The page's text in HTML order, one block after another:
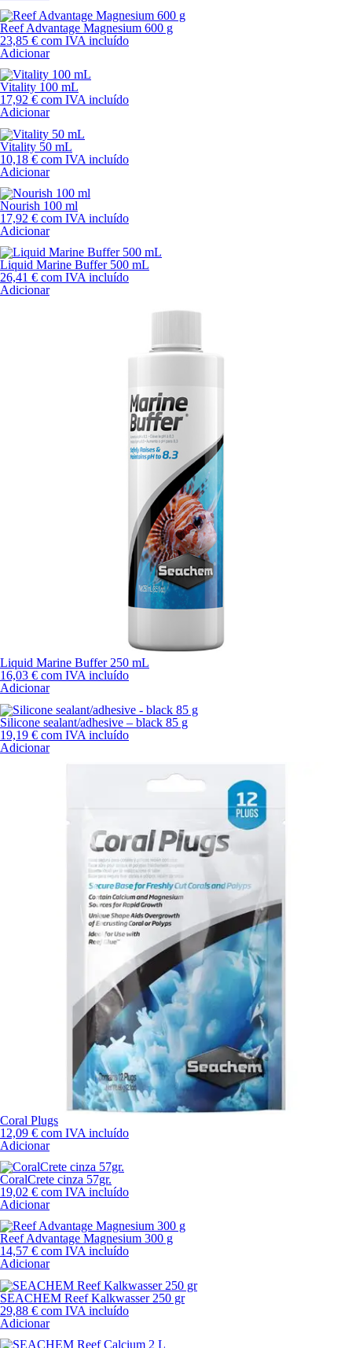
Reef Advantage Magnesium 600 g
23,85 € com IVA incluído
Adicionar
Vitality 100 mL
17,92 € com IVA incluído
Adicionar
Vitality 50 mL
10,18 € com IVA incluído
Adicionar
Nourish 100 ml
17,92 € com IVA incluído
Adicionar
Liquid Marine Buffer 500 mL
26,41 € com IVA incluído
Adicionar
Liquid Marine Buffer 250 mL
16,03 € com IVA incluído
Adicionar
Silicone sealant/adhesive – black 85 g
19,19 € com IVA incluído
Adicionar
Coral Plugs
12,09 € com IVA incluído
Adicionar
CoralCrete cinza 57gr.
19,02 € com IVA incluído
Adicionar
Reef Advantage Magnesium 300 g
14,57 € com IVA incluído
Adicionar
SEACHEM Reef Kalkwasser 250 gr
29,88 € com IVA incluído
Adicionar